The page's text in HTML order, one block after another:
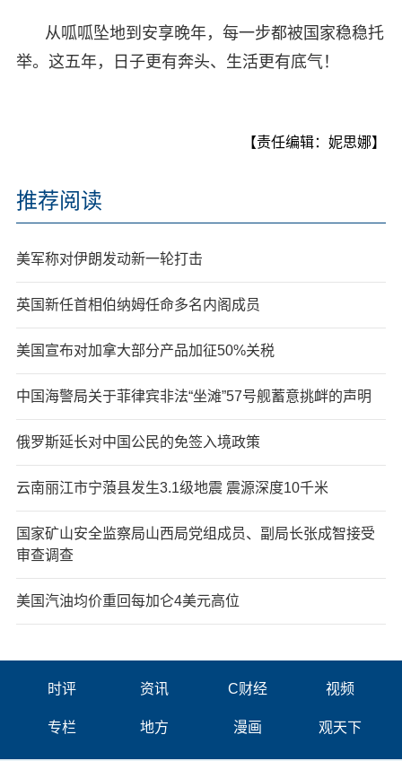
从呱呱坠地到安享晚年，每一步都被国家稳稳托
举。这五年，日子更有奔头、生活更有底气！
【责任编辑：妮思娜】
推荐阅读
美军称对伊朗发动新一轮打击
英国新任首相伯纳姆任命多名内阁成员
美国宣布对加拿大部分产品加征50%关税
中国海警局关于菲律宾非法“坐滩”57号舰蓄意挑衅的声明
俄罗斯延长对中国公民的免签入境政策
云南丽江市宁蒗县发生3.1级地震 震源深度10千米
国家矿山安全监察局山西局党组成员、副局长张成智接受
审查调查
美国汽油均价重回每加仑4美元高位
时评 资讯 C财经 视频
专栏 地方 漫画 观天下